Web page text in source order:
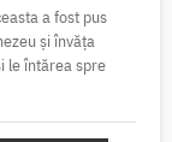
a fost pus
și învăța
le întărea spre